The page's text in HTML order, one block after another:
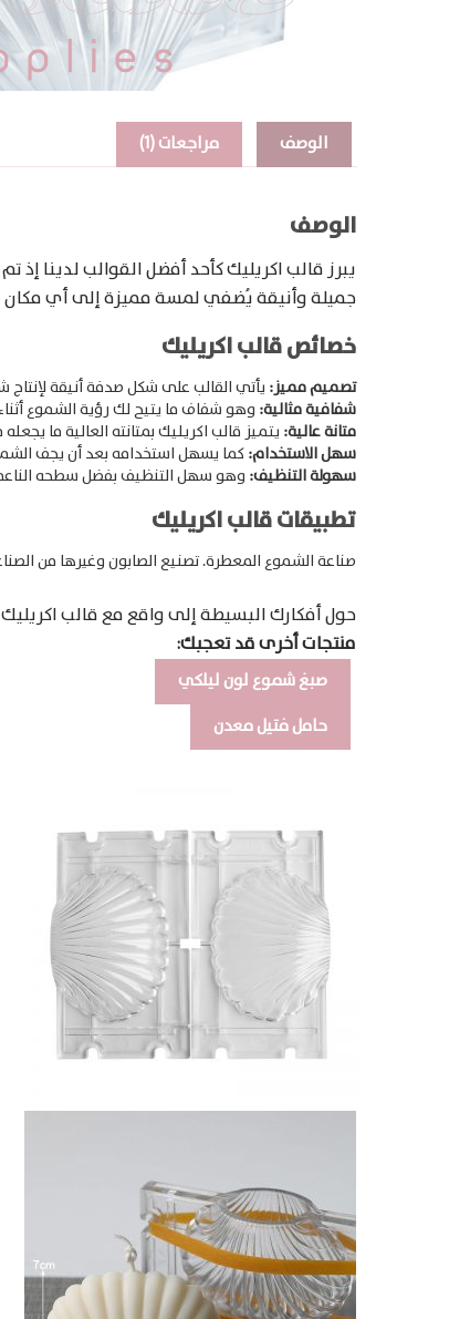
الوصف مراجعات (1)
الوصف
يبرز قالب اكريليك كأحد أفضل القوالب لدينا إذ
جميلة وأنيقة يُضفي لمسة مميزة إلى أي
خصائص قالب اكريليك
تصميم مميز: يأتي القالب على شكل صدفة أنيقة
شفافية مثالية: وهو شفاف ما يتيح لك رؤية الشموع
متانة عالية: يتميز قالب اكريليك بمتانته العالية ما
سهل الاستخدام:كما يسهل استخدامه بعد أن يجف
سهولة التنظيف: وهو سهل التنظيف بفضل سطحه الناعم
تطبيقات قالب اكريليك
صناعة الشموع المعطرة.تصنيع الصابون وغيرها من
حول أفكارك البسيطة إلى واقع مع قالب
منتجات أخرى قد تعجبك:
صبغ شموع لون ليلكي
حامل فتيل معدن